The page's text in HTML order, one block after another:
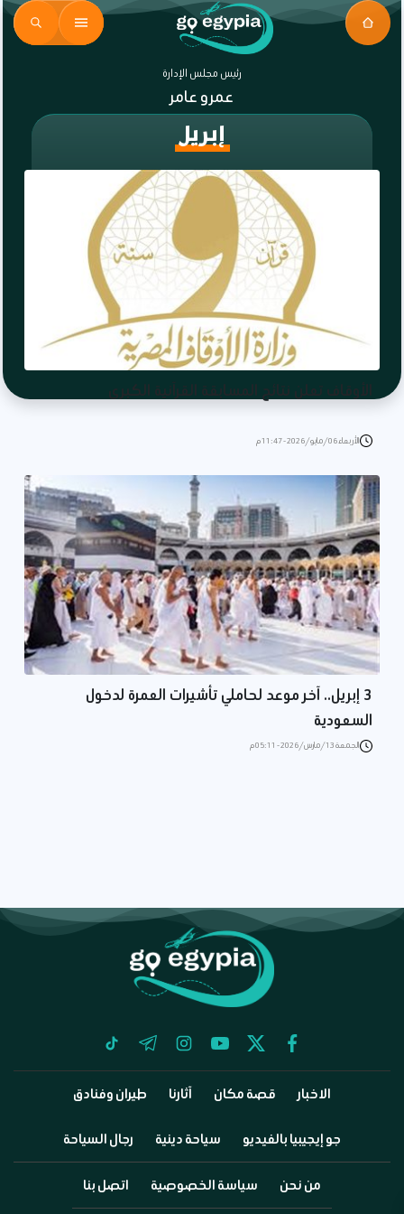
رئيس مجلس الإدارة
عمرو عامر
إبريل
الأوقاف تعلن نتائج المسابقة القرآنية الكبرى
الأربعاء 06/مايو/2026 - 11:47 م
3 إبريل.. آخر موعد لحاملي تأشيرات العمرة لدخول
السعودية
الجمعة 13/مارس/2026 - 05:11 م
facebook
twitter
youtube
instagram
telegram
tiktok
الاخبار قصة مكان آثارنا طيران وفنادق
جو إيجيبيا بالفيديو سياحة دينية رجال السياحة
من نحن سياسة الخصوصية اتصل بنا